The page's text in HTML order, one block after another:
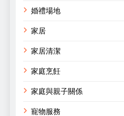
婚禮場地
家居
家居清潔
家庭烹飪
家庭與親子關係
寵物服務